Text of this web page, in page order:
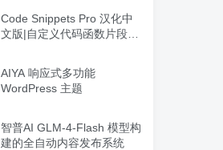
Code Snippets Pro 汉化中
文版|自定义代码函数片段管
AIYA 响应式多功能
WordPress 主题
智普AI GLM-4-Flash 模型构
建的全自动内容发布系统